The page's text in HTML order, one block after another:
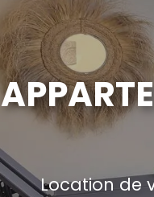
Location de